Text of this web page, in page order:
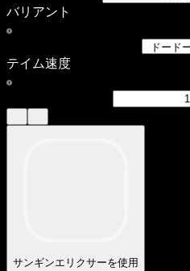
バリアント
テイム速度
サンギンエリクサーを使用